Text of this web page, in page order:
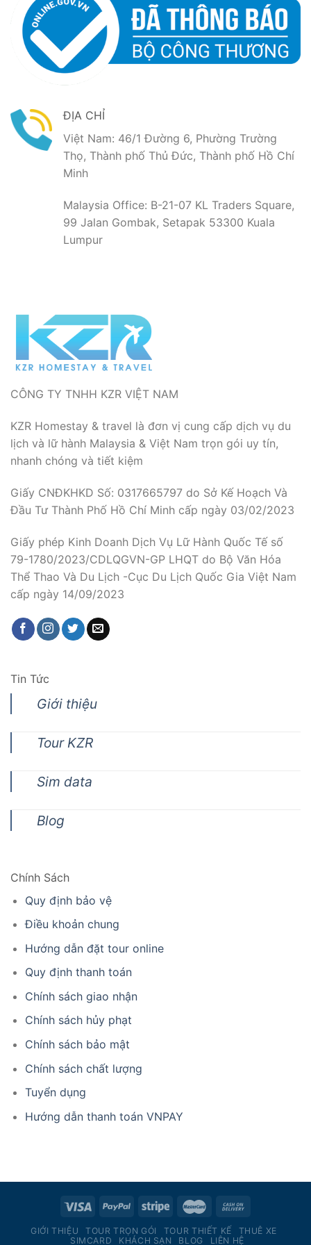
ĐỊA CHỈ
Việt Nam: 46/1 Đường 6, Phường Trường
Thọ, Thành phố Thủ Đức, Thành phố Hồ Chí
Minh
Malaysia Office: B-21-07 KL Traders Square,
99 Jalan Gombak, Setapak 53300 Kuala
Lumpur
CÔNG TY TNHH KZR VIỆT NAM
KZR Homestay & travel là đơn vị cung cấp dịch vụ du
lịch và lữ hành Malaysia & Việt Nam trọn gói uy tín,
nhanh chóng và tiết kiệm
Giấy CNĐKHKD Số: 0317665797 do Sở Kế Hoạch Và
Đầu Tư Thành Phố Hồ Chí Minh cấp ngày 03/02/2023
Giấy phép Kinh Doanh Dịch Vụ Lữ Hành Quốc Tế số
79-1780/2023/CDLQGVN-GP LHQT do Bộ Văn Hóa
Thể Thao Và Du Lịch -Cục Du Lịch Quốc Gia Việt Nam
cấp ngày 14/09/2023
Tin Tức
Giới thiệu
Tour KZR
Sim data
Blog
Chính Sách
Quy định bảo vệ
Điều khoản chung
Hướng dẫn đặt tour online
Quy định thanh toán
Chính sách giao nhận
Chính sách hủy phạt
Chính sách bảo mật
Chính sách chất lượng
Tuyển dụng
Hướng dẫn thanh toán VNPAY
GIỚI THIỆU TOUR TRỌN GÓI TOUR THIẾT KẾ
THUÊ XE
SIMCARD
KHÁCH SẠN BLOG LIÊN HỆ